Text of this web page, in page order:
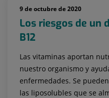
9 de octubre de 2020
Los riesgos de un
B12
Las vitaminas aportan
nuestro organismo y
enfermedades. Se
las liposolubles que se